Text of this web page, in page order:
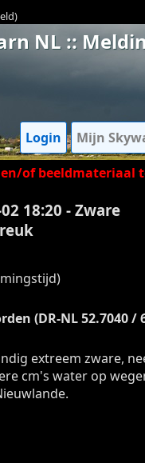
NL ::
Login Mijn
of beeldmateriaal
18:20 - Zware
(DR-NL 52.7040 /
extreem zware,
cm's water op